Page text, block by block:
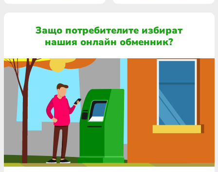
Защо потребителите избират
нашия онлайн обменник?